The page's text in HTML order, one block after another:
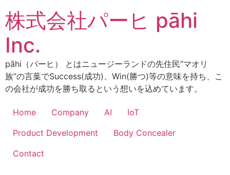
ン
テ
ツ
に
ス
キ
株式会社パーヒ pāhi
Inc.
pāhi（パーヒ） とはニュージーランドの先住民”マオリ
族”の言葉でSuccess(成功)、Win(勝つ)等の意味を持ち、こ
の会社が成功を勝ち取るという想いを込めています。
Home Company AI
IoT
Product Development
Body Concealer
Contact